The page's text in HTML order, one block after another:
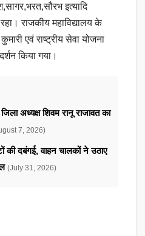
इत्यादि
राजकीय महाविद्यालय के
एवं राष्ट्रीय सेवा योजना
किया गया।
अध्यक्ष शिवम रानू राजावत का
7, 2026)
की दबंगई, वाहन चालकों ने उठाए
(July 31, 2026)